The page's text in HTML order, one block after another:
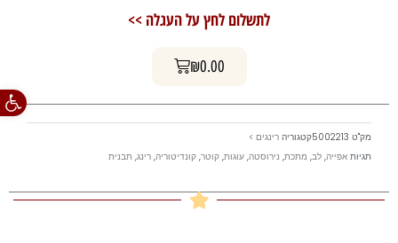
פתח
לתשלום לחץ על העגלה >>
₪0.00 עגלת קניות
מק"ט 5002213קטגוריה רינגים >
תגיות אפייה, לב, מתכת, נירוסטה, עוגות, קוטר, קונדיטוריה, רינג, תבנית